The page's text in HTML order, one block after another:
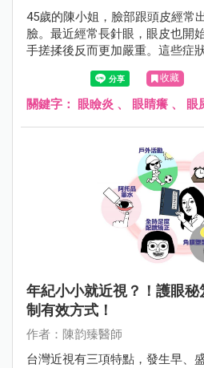
45歲的陳小姐，臉部跟頭皮經常
臉。最近經常長針眼，眼皮也開
手搓揉後反而更加嚴重。這些症
雙眼也常讓人誤以為他剛哭過，
皮膚科及眼科就診後，才知道原
且有嚴重的眼瞼炎。
收藏
關鍵字： 眼瞼炎 、 眼睛癢 、 眼
年紀小小就近視？！護眼
制有效方式！
作者：陳韵臻醫師
台灣近視有三項特點，發生早、